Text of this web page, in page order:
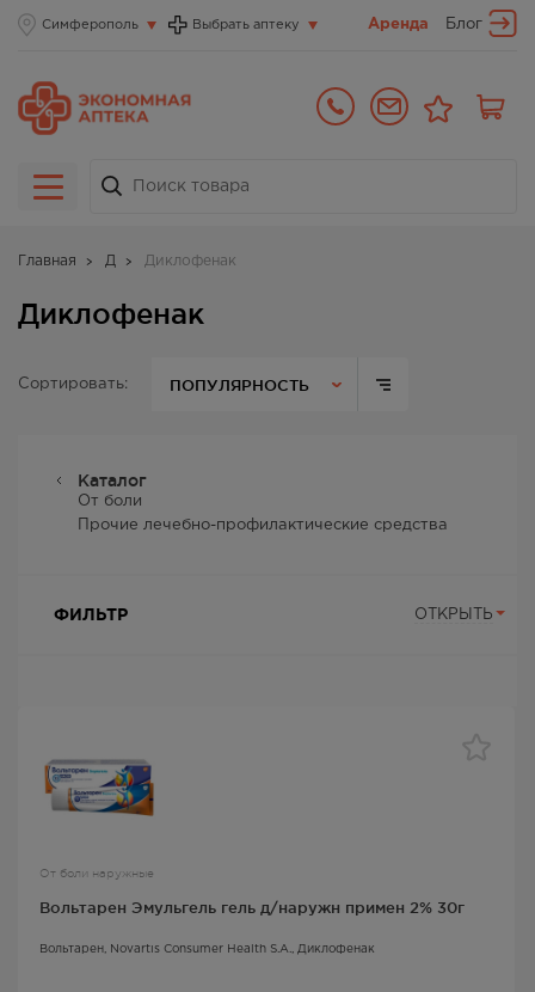
Симферополь Выбрать аптеку Аренда Блог
Главная Д Диклофенак
Диклофенак
Сортировать: ПОПУЛЯРНОСТЬ
Каталог
От боли
Прочие лечебно-профилактические средства
ФИЛЬТР ОТКРЫТЬ
От боли наружные
Вольтарен Эмульгель гель д/наружн примен 2% 30г
Вольтарен , Novartis Consumer Health S.A., Диклофенак